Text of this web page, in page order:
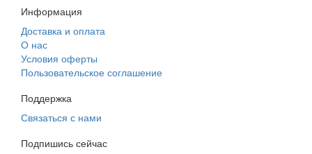
Информация
Доставка и оплата
О нас
Условия оферты
Пользовательское соглашение
Поддержка
Связаться с нами
Подпишись сейчас